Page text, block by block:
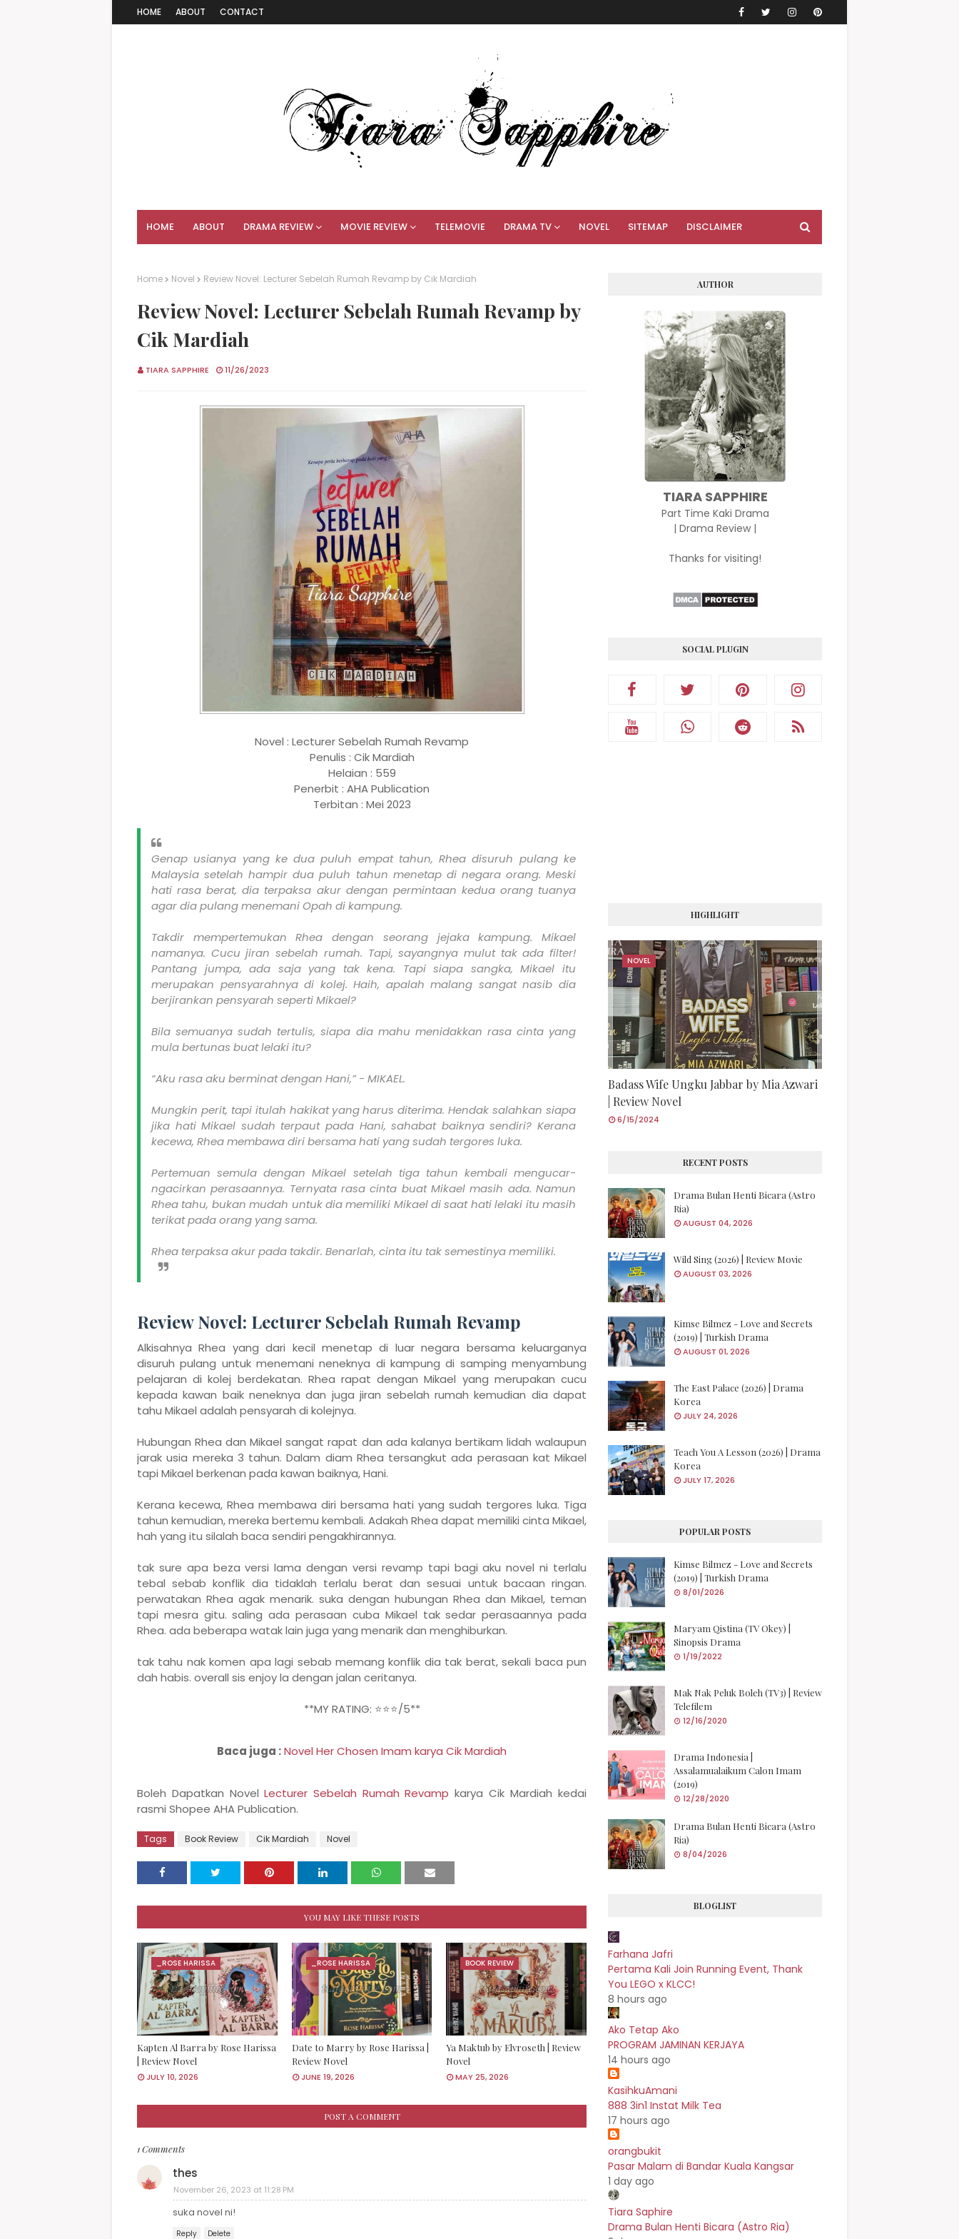
HOME ABOUT CONTACT
HOME ABOUT DRAMA REVIEW MOVIE REVIEW TELEMOVIE DRAMA TV NOVEL SITEMAP DISCLAIMER
Home Novel Review Novel: Lecturer Sebelah Rumah Revamp by Cik Mardiah
Review Novel: Lecturer Sebelah Rumah Revamp by
Cik Mardiah
TIARA SAPPHIRE 11/26/2023
Novel : Lecturer Sebelah Rumah Revamp
Penulis : Cik Mardiah
Helaian : 559
Penerbit : AHA Publication
Terbitan : Mei 2023
Genap usianya yang ke dua puluh empat tahun, Rhea disuruh pulang ke
Malaysia setelah hampir dua puluh tahun menetap di negara orang. Meski
hati rasa berat, dia terpaksa akur dengan permintaan kedua orang tuanya
agar dia pulang menemani Opah di kampung.
Takdir mempertemukan Rhea dengan seorang jejaka kampung. Mikael
namanya. Cucu jiran sebelah rumah. Tapi, sayangnya mulut tak ada filter!
Pantang jumpa, ada saja yang tak kena. Tapi siapa sangka, Mikael itu
merupakan pensyarahnya di kolej. Haih, apalah malang sangat nasib dia
berjirankan pensyarah seperti Mikael?
Bila semuanya sudah tertulis, siapa dia mahu menidakkan rasa cinta yang
mula bertunas buat lelaki itu?
“Aku rasa aku berminat dengan Hani,” - MIKAEL.
Mungkin perit, tapi itulah hakikat yang harus diterima. Hendak salahkan siapa
jika hati Mikael sudah terpaut pada Hani, sahabat baiknya sendiri? Kerana
kecewa, Rhea membawa diri bersama hati yang sudah tergores luka.
Pertemuan semula dengan Mikael setelah tiga tahun kembali mengucar-
ngacirkan perasaannya. Ternyata rasa cinta buat Mikael masih ada. Namun
Rhea tahu, bukan mudah untuk dia memiliki Mikael di saat hati lelaki itu masih
terikat pada orang yang sama.
Rhea terpaksa akur pada takdir. Benarlah, cinta itu tak semestinya memiliki.
Review Novel: Lecturer Sebelah Rumah Revamp
Alkisahnya Rhea yang dari kecil menetap di luar negara bersama keluarganya
disuruh pulang untuk menemani neneknya di kampung di samping menyambung
pelajaran di kolej berdekatan. Rhea rapat dengan Mikael yang merupakan cucu
kepada kawan baik neneknya dan juga jiran sebelah rumah kemudian dia dapat
tahu Mikael adalah pensyarah di kolejnya.
Hubungan Rhea dan Mikael sangat rapat dan ada kalanya bertikam lidah walaupun
jarak usia mereka 3 tahun. Dalam diam Rhea tersangkut ada perasaan kat Mikael
tapi Mikael berkenan pada kawan baiknya, Hani.
Kerana kecewa, Rhea membawa diri bersama hati yang sudah tergores luka. Tiga
tahun kemudian, mereka bertemu kembali. Adakah Rhea dapat memiliki cinta Mikael,
hah yang itu silalah baca sendiri pengakhirannya.
tak sure apa beza versi lama dengan versi revamp tapi bagi aku novel ni terlalu
tebal sebab konflik dia tidaklah terlalu berat dan sesuai untuk bacaan ringan.
perwatakan Rhea agak menarik. suka dengan hubungan Rhea dan Mikael, teman
tapi mesra gitu. saling ada perasaan cuba Mikael tak sedar perasaannya pada
Rhea. ada beberapa watak lain juga yang menarik dan menghiburkan.
tak tahu nak komen apa lagi sebab memang konflik dia tak berat, sekali baca pun
dah habis. overall sis enjoy la dengan jalan ceritanya.
**MY RATING: ⭐⭐⭐/5**
Baca juga :Novel Her Chosen Imam karya Cik Mardiah
Boleh Dapatkan Novel Lecturer Sebelah Rumah Revamp karya Cik Mardiah kedai
rasmi Shopee AHA Publication.
Tags Book Review Cik Mardiah Novel
YOU MAY LIKE THESE POSTS
_ROSE HARISSA
Kapten Al Barra by Rose Harissa
| Review Novel
JULY 10, 2026
_ROSE HARISSA
Date to Marry by Rose Harissa |
Review Novel
JUNE 19, 2026
BOOK REVIEW
Ya Maktub by Elvroseth | Review
Novel
MAY 25, 2026
POST A COMMENT
1 Comments
thes
November 26, 2023 at 11:28 PM
suka novel ni!
Reply Delete
AUTHOR
TIARA SAPPHIRE
Part Time Kaki Drama
| Drama Review |
Thanks for visiting!
SOCIAL PLUGIN
HIGHLIGHT
NOVEL
Badass Wife Ungku Jabbar by Mia Azwari
| Review Novel
6/15/2024
RECENT POSTS
Drama Bulan Henti Bicara (Astro
Ria)
AUGUST 04, 2026
Wild Sing (2026) | Review Movie
AUGUST 03, 2026
Kimse Bilmez - Love and Secrets
(2019) | Turkish Drama
AUGUST 01, 2026
The East Palace (2026) | Drama
Korea
JULY 24, 2026
Teach You A Lesson (2026) | Drama
Korea
JULY 17, 2026
POPULAR POSTS
Kimse Bilmez - Love and Secrets
(2019) | Turkish Drama
8/01/2026
Maryam Qistina (TV Okey) |
Sinopsis Drama
1/19/2022
Mak Nak Peluk Boleh (TV3) | Review
Telefilem
12/16/2020
Drama Indonesia |
Assalamualaikum Calon Imam
(2019)
12/28/2020
Drama Bulan Henti Bicara (Astro
Ria)
8/04/2026
BLOGLIST
Farhana Jafri
Pertama Kali Join Running Event, Thank
You LEGO x KLCC!
8 hours ago
Ako Tetap Ako
PROGRAM JAMINAN KERJAYA
14 hours ago
KasihkuAmani
888 3in1 Instat Milk Tea
17 hours ago
orangbukit
Pasar Malam di Bandar Kuala Kangsar
1 day ago
Tiara Saphire
Drama Bulan Henti Bicara (Astro Ria)